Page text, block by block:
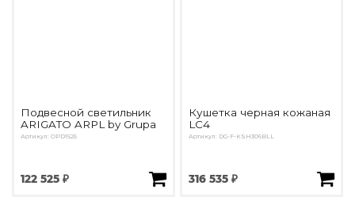
Подвесной светильник
ARIGATO ARPL by Grupa
Артикул: OPD1525
122 525 ₽
Кушетка черная кожаная
LC4
Артикул: DG-F-KSH306BLL
316 535 ₽